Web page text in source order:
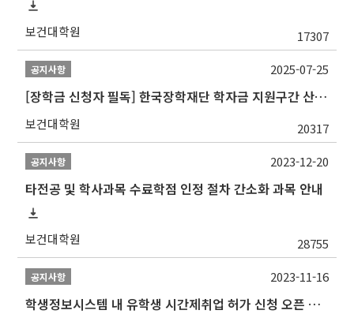
보건대학원 17307
공지사항
[장학금 신청자 필독] 한국장학재단 학자금 지원구간 산정 권고
보건대학원 20317
2025-07-25
공지사항
타전공 및 학사과목 수료학점 인정 절차 간소화 과목 안내
보건대학원 28755
2023-12-20
공지사항
학생정보시스템 내 유학생 시간제취업 허가 신청 오픈 안내
2023-11-16